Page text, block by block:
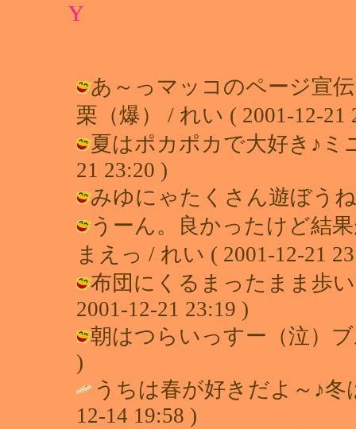
Y
あ～っマッコのページ宣
栗（爆） / れい ( 2001-12-21
夏はポカポカで大好き♪ミ
21 23:20 )
みゆにゃたくさん遊ぼう
うーん。良かったけど結
まえっ / れい ( 2001-12-21
布団にくるまったまま歩
2001-12-21 23:19 )
朝はつらいっすー（泣）
)
うちは春が好きだよ～♪
12-14 19:58 )